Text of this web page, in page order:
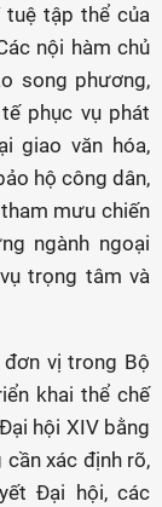
tập thể của
nội hàm chủ
song phương,
phục vụ phát
giao văn hóa,
hộ công dân,
mưu chiến
ngành ngoại
trọng tâm và
vị trong Bộ
khai thể chế
hội XIV bằng
xác định rõ,
Đại hội, các